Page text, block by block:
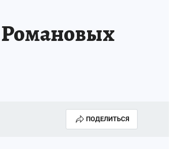
ПОДЕЛИТЬСЯ